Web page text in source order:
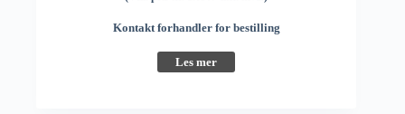
Kontakt forhandler for bestilling
Les mer